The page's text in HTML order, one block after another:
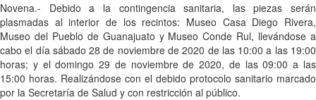
Novena.- Debido a la contingencia sanitaria, las piezas serán
plasmadas al interior de los recintos: Museo Casa Diego Rivera,
Museo del Pueblo de Guanajuato y Museo Conde Rul, llevándose a
cabo el día sábado 28 de noviembre de 2020 de las 10:00 a las 19:00
horas; y el domingo 29 de noviembre de 2020, de las 09:00 a las
15:00 horas. Realizándose con el debido protocolo sanitario marcado
por la Secretaría de Salud y con restricción al público.